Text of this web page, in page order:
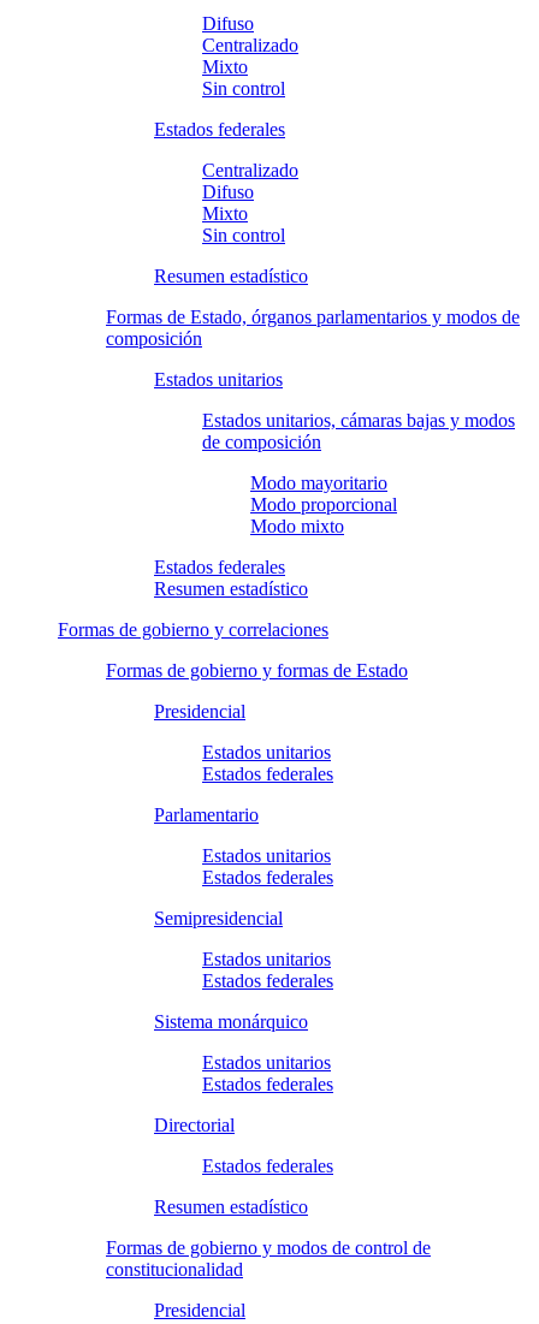
Difuso
Centralizado
Mixto
Sin control
Estados federales
Centralizado
Difuso
Mixto
Sin control
Resumen estadístico
Formas de Estado, órganos parlamentarios y modos de
composición
Estados unitarios
Estados unitarios, cámaras bajas y modos
de composición
Modo mayoritario
Modo proporcional
Modo mixto
Estados federales
Resumen estadístico
Formas de gobierno y correlaciones
Formas de gobierno y formas de Estado
Presidencial
Estados unitarios
Estados federales
Parlamentario
Estados unitarios
Estados federales
Semipresidencial
Estados unitarios
Estados federales
Sistema monárquico
Estados unitarios
Estados federales
Directorial
Estados federales
Resumen estadístico
Formas de gobierno y modos de control de
constitucionalidad
Presidencial